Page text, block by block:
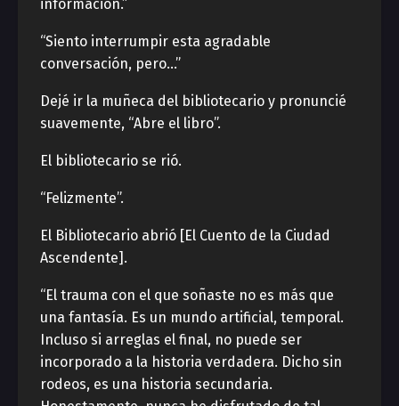
información.”
“Siento interrumpir esta agradable
conversación, pero…”
Dejé ir la muñeca del bibliotecario y pronuncié
suavemente, “Abre el libro”.
El bibliotecario se rió.
“Felizmente”.
El Bibliotecario abrió [El Cuento de la Ciudad
Ascendente].
“El trauma con el que soñaste no es más que
una fantasía. Es un mundo artificial, temporal.
Incluso si arreglas el final, no puede ser
incorporado a la historia verdadera. Dicho sin
rodeos, es una historia secundaria.